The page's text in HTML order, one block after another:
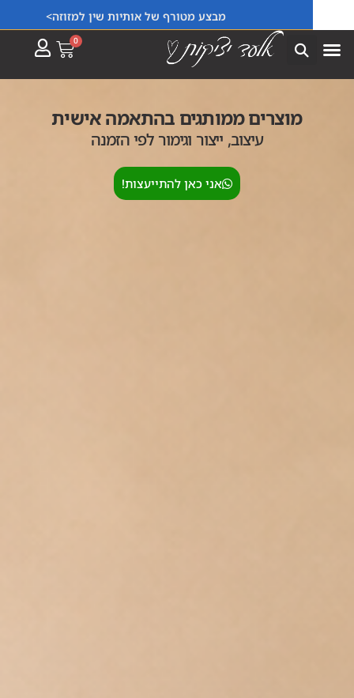
מבצע מטורף של אותיות שין למזוזה>
מוצרים ממותגים בהתאמה אישית
עיצוב, ייצור וגימור לפי הזמנה
אני כאן להתייעצות!